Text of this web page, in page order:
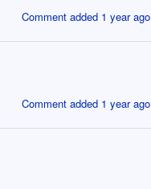
Comment added 1 year ago
Comment added 1 year ago